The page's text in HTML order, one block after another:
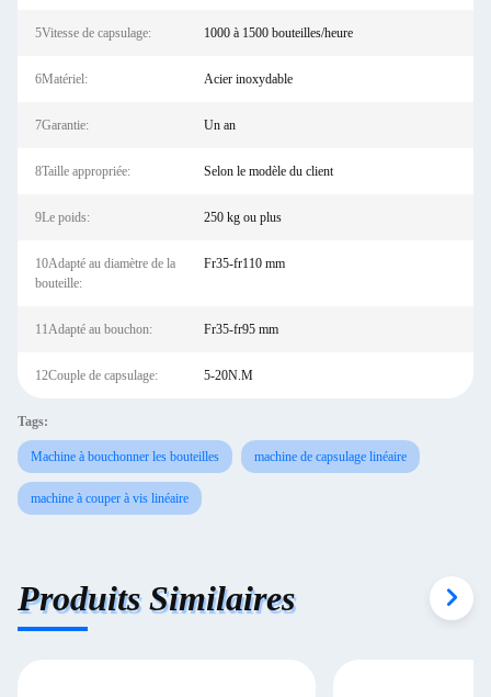
5Vitesse de capsulage: 1000 à 1500 bouteilles/heure
6Matériel: Acier inoxydable
7Garantie: Un an
8Taille appropriée: Selon le modèle du client
9Le poids: 250 kg ou plus
10Adapté au diamètre de la
bouteille:
Fr35-fr110 mm
11Adapté au bouchon: Fr35-fr95 mm
12Couple de capsulage: 5-20N.M
Tags:
Machine à bouchonner les bouteilles machine de capsulage linéaire
machine à couper à vis linéaire
Produits Similaires